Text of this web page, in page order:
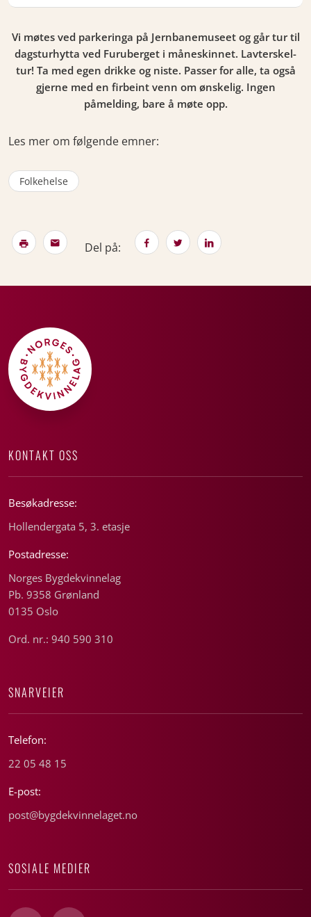
Vi møtes ved parkeringa på Jernbanemuseet og går tur til
dagsturhytta ved Furuberget i måneskinnet. Lavterskel-
tur! Ta med egen drikke og niste. Passer for alle, ta også
gjerne med en firbeint venn om ønskelig. Ingen
påmelding, bare å møte opp.
Les mer om følgende emner:
Folkehelse
Del på:
KONTAKT OSS
Besøkadresse:
Hollendergata 5, 3. etasje
Postadresse:
Norges Bygdekvinnelag
Pb. 9358 Grønland
0135 Oslo
Ord. nr.: 940 590 310
SNARVEIER
Telefon:
22 05 48 15
E-post:
post@bygdekvinnelaget.no
SOSIALE MEDIER